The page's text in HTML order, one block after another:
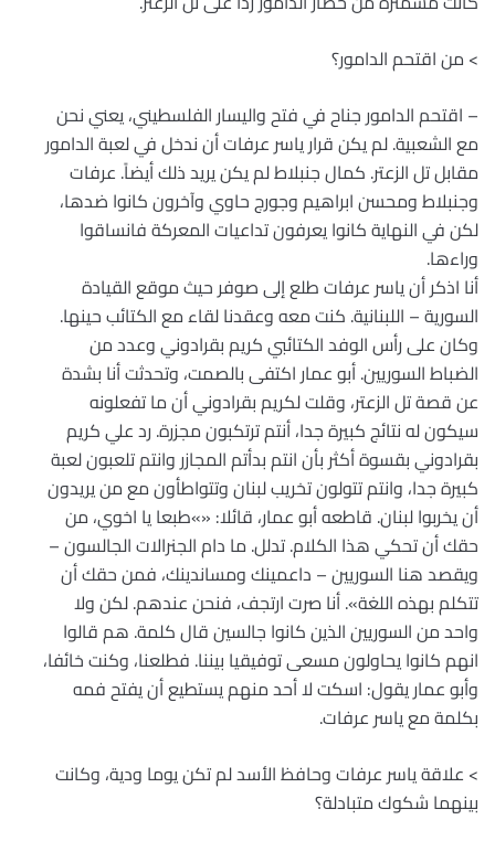
> من اقتحم الدامور؟
– اقتحم الدامور جناح في فتح واليسار الفلسطيني، يعني نحن
مع الشعبية. لم يكن قرار ياسر عرفات أن ندخل في لعبة الدامور
مقابل تل الزعتر. كمال جنبلاط لم يكن يريد ذلك أيضاً. عرفات
وجنبلاط ومحسن ابراهيم وجورج حاوي وآخرون كانوا ضدها،
لكن في النهاية كانوا يعرفون تداعيات المعركة فانساقوا
وراءها.
أنا اذكر أن ياسر عرفات طلع إلى صوفر حيث موقع القيادة
السورية – اللبنانية. كنت معه وعقدنا لقاء مع الكتائب حينها.
وكان على رأس الوفد الكتائبي كريم بقرادوني وعدد من
الضباط السوريين. أبو عمار اكتفى بالصمت، وتحدثت أنا بشدة
عن قصة تل الزعتر، وقلت لكريم بقرادوني أن ما تفعلونه
سيكون له نتائج كبيرة جدا، أنتم ترتكبون مجزرة. رد علي كريم
بقرادوني بقسوة أكثر بأن انتم بدأتم المجازر وانتم تلعبون لعبة
كبيرة جدا، وانتم تتولون تخريب لبنان وتتواطأون مع من يريدون
أن يخربوا لبنان. قاطعه أبو عمار، قائلا: «»طبعا يا اخوي، من
حقك أن تحكي هذا الكلام. تدلل. ما دام الجنرالات الجالسون –
ويقصد هنا السوريين – داعمينك ومساندينك، فمن حقك أن
تتكلم بهذه اللغة». أنا صرت ارتجف، فنحن عندهم. لكن ولا
واحد من السوريين الذين كانوا جالسين قال كلمة. هم قالوا
انهم كانوا يحاولون مسعى توفيقيا بيننا. فطلعنا، وكنت خائفا،
وأبو عمار يقول: اسكت لا أحد منهم يستطيع أن يفتح فمه
بكلمة مع ياسر عرفات.
> علاقة ياسر عرفات وحافظ الأسد لم تكن يوما ودية، وكانت
بينهما شكوك متبادلة؟